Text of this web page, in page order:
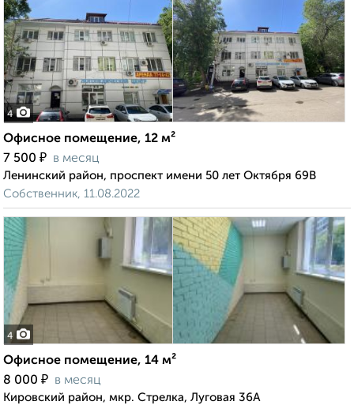
4
Офисное помещение, 12 м²
7 500 ₽ в месяц
Ленинский район, проспект имени 50 лет Октября 69В
Собственник, 11.08.2022
4
Офисное помещение, 14 м²
8 000 ₽ в месяц
Кировский район, мкр. Стрелка, Луговая 36А